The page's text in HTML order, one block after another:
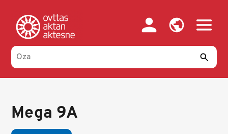
main
content
Mega 9A